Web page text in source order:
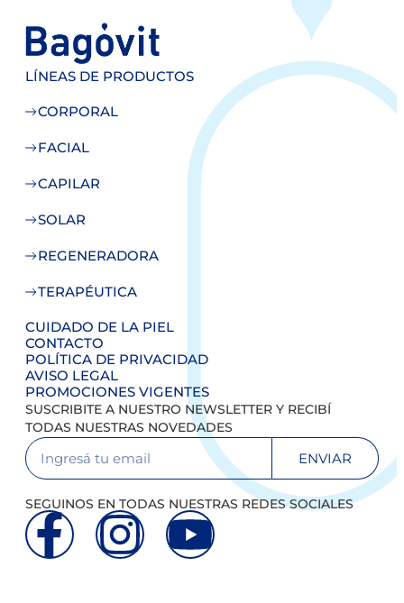
LÍNEAS DE PRODUCTOS
CORPORAL
FACIAL
CAPILAR
SOLAR
REGENERADORA
TERAPÉUTICA
CUIDADO DE LA PIEL
CONTACTO
POLÍTICA DE PRIVACIDAD
AVISO LEGAL
PROMOCIONES VIGENTES
SUSCRIBITE A NUESTRO NEWSLETTER Y RECIBÍ
TODAS NUESTRAS NOVEDADES
ENVIAR
SEGUINOS EN TODAS NUESTRAS REDES SOCIALES